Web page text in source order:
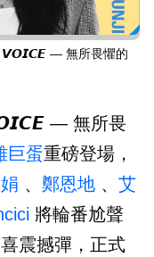
𝙑𝙊𝙄𝘾𝙀 — 無所畏懼的
— 無所畏
巨蛋重磅登場，
、 鄭恩地 、 艾
將輪番尬聲
震撼彈，正式